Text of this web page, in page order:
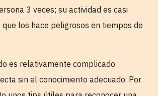
3 veces; su actividad es casi
los hace peligrosos en tiempos de
es relativamente complicado
sin el conocimiento adecuado. Por